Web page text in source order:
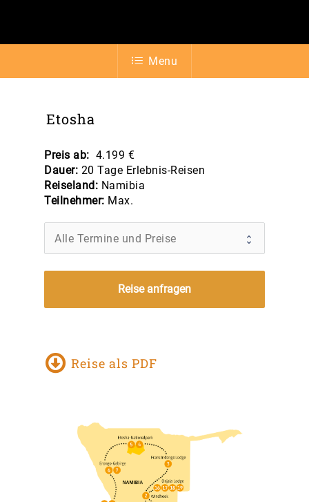
Menu
Etosha
Preis ab: 4.199 €
Dauer: 20 Tage Erlebnis-Reisen
Reiseland: Namibia
Teilnehmer: Max.
Reise anfragen
Reise als PDF